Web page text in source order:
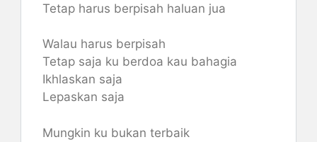
Tetap harus berpisah haluan jua
Walau harus berpisah
Tetap saja ku berdoa kau bahagia
Ikhlaskan saja
Lepaskan saja
Mungkin ku bukan terbaik